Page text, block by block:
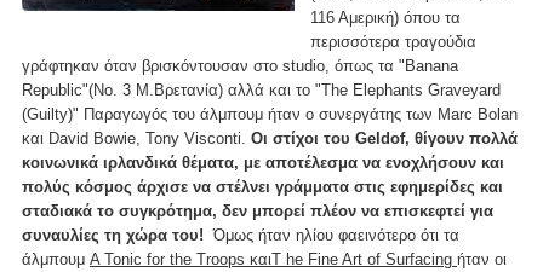
116 Αμερική) όπου τα
περισσότερα τραγούδια
γράφτηκαν όταν βρισκόντουσαν στο studio, όπως τα "Banana
Republic"(No. 3 Μ.Βρετανία) αλλά και το "The Elephants Graveyard
(Guilty)" Παραγωγός του άλμπουμ ήταν ο συνεργάτης των Marc Bolan
και David Bowie, Tony Visconti. Οι στίχοι του Geldof, θίγουν πολλά
κοινωνικά ιρλανδικά θέματα, με αποτέλεσμα να ενοχλήσουν και
πολύς κόσμος άρχισε να στέλνει γράμματα στις εφημερίδες και
σταδιακά το συγκρότημα, δεν μπορεί πλέον να επισκεφτεί για
συναυλίες τη χώρα του!Όμως ήταν ηλίου φαεινότερο ότι τα
άλμπουμ A Tonic for the Troops καιT he Fine Art of Surfacing ήταν οι